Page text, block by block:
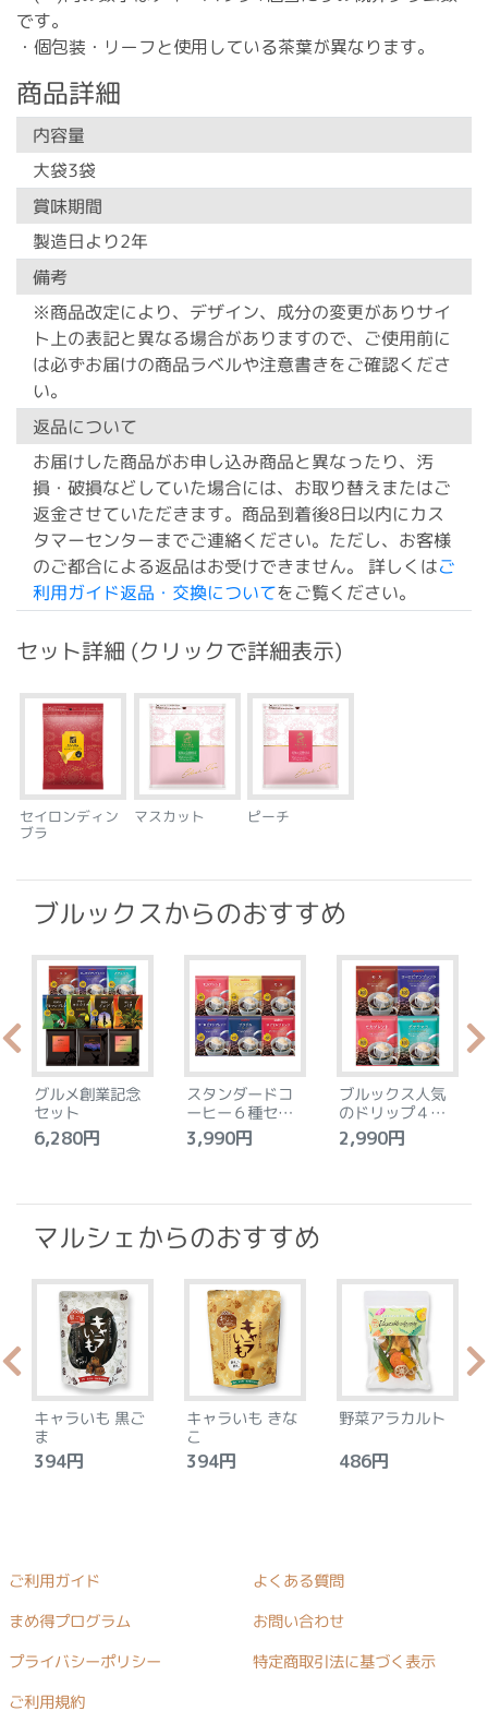
です。
・個包装・リーフと使用している茶葉が異なります。
商品詳細
内容量
大袋3袋
賞味期間
製造日より2年
備考
※商品改定により、デザイン、成分の変更がありサイ
ト上の表記と異なる場合がありますので、ご使用前に
は必ずお届けの商品ラベルや注意書きをご確認くださ
い。
返品について
お届けした商品がお申し込み商品と異なったり、汚
損・破損などしていた場合には、お取り替えまたはご
返金させていただきます。商品到着後8日以内にカス
タマーセンターまでご連絡ください。ただし、お客様
のご都合による返品はお受けできません。 詳しくはご
利用ガイド返品・交換についてをご覧ください。
セット詳細 (クリックで詳細表示)
セイロンディン
ブラ
マスカット ピーチ
ブルックスからのおすすめ
グルメ創業記念
セット
6,280円
スタンダードコ
ーヒー６種セッ
ト
3,990円
ブルックス人気
のドリップ４種
セット
2,990円
マルシェからのおすすめ
キャラいも 黒ご
ま
394円
キャラいも きな
こ
394円
野菜アラカルト
486円
ご利用ガイド よくある質問
まめ得プログラム お問い合わせ
プライバシーポリシー 特定商取引法に基づく表示
ご利用規約